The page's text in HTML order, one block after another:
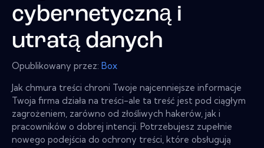
cybernetyczną i
utratą danych
Opublikowany przez: Box
Jak chmura treści chroni Twoje najcenniejsze informacje
Twoja firma działa na treści-ale ta treść jest pod ciągłym
zagrożeniem, zarówno od złośliwych hakerów, jak i
pracowników o dobrej intencji. Potrzebujesz zupełnie
nowego podejścia do ochrony treści, które obsługują